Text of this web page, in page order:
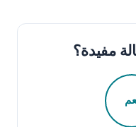
مفيدة؟